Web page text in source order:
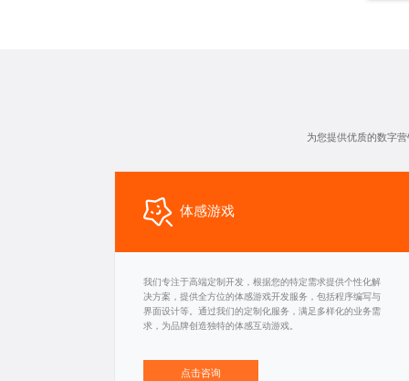
为您提供优质的数字
体感游戏
我们专注于高端定制开发，根据您的特定需求提供个性化解
决方案，提供全方位的体感游戏开发服务，包括程序编写与
界面设计等。通过我们的定制化服务，满足多样化的业务需
求，为品牌创造独特的体感互动游戏。
点击咨询